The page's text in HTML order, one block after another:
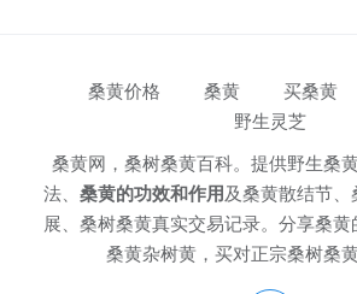
桑黄价格 桑黄 买桑黄
野生灵芝
桑黄网，桑树桑黄百科。提供野生桑
法、 桑黄的功效和作用及桑黄散结节
展、桑树桑黄真实交易记录。分享桑
桑黄杂树黄，买对正宗桑树桑黄